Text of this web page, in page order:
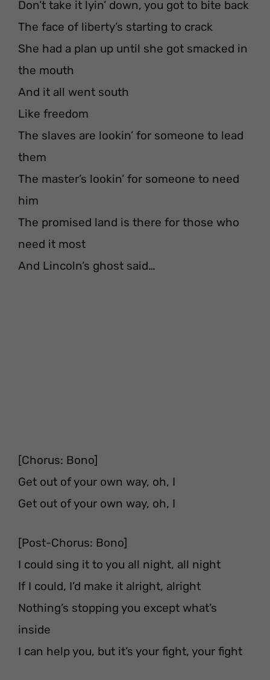
Don’t take it lyin’ down, you got to bite back
The face of liberty’s starting to crack
She had a plan up until she got smacked in
the mouth
And it all went south
Like freedom
The slaves are lookin’ for someone to lead
them
The master’s lookin’ for someone to need
him
The promised land is there for those who
need it most
And Lincoln’s ghost said…
[Chorus: Bono]
Get out of your own way, oh, I
Get out of your own way, oh, I
[Post-Chorus: Bono]
I could sing it to you all night, all night
If I could, I’d make it alright, alright
Nothing’s stopping you except what’s
inside
I can help you, but it’s your fight, your fight